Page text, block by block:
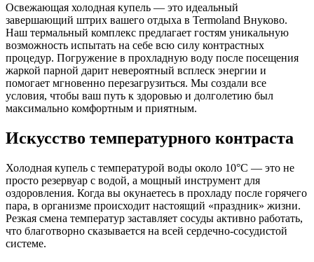
Освежающая холодная купель — это идеальный
завершающий штрих вашего отдыха в Termoland Внуково.
Наш термальный комплекс предлагает гостям уникальную
возможность испытать на себе всю силу контрастных
процедур. Погружение в прохладную воду после посещения
жаркой парной дарит невероятный всплеск энергии и
помогает мгновенно перезагрузиться. Мы создали все
условия, чтобы ваш путь к здоровью и долголетию был
максимально комфортным и приятным.
Искусство температурного контраста
Холодная купель с температурой воды около 10°С — это не
просто резервуар с водой, а мощный инструмент для
оздоровления. Когда вы окунаетесь в прохладу после горячего
пара, в организме происходит настоящий «праздник» жизни.
Резкая смена температур заставляет сосуды активно работать,
что благотворно сказывается на всей сердечно-сосудистой
системе.